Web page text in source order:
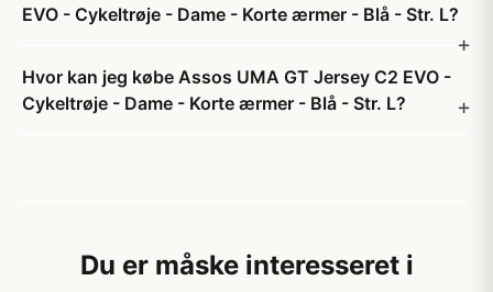
EVO - Cykeltrøje - Dame - Korte ærmer - Blå - Str. L?
Hvor kan jeg købe Assos UMA GT Jersey C2 EVO -
Cykeltrøje - Dame - Korte ærmer - Blå - Str. L?
Du er måske interesseret i